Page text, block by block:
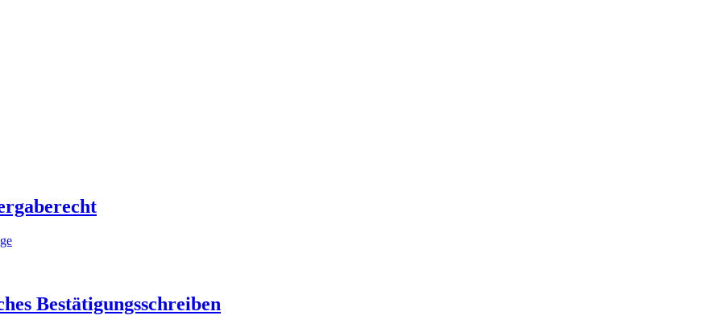
Bestätigungsschreiben